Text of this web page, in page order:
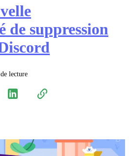
de suppression
lecture